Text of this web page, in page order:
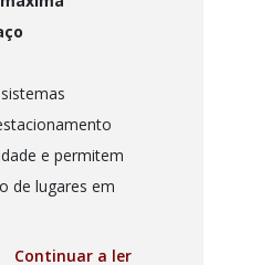
e permitem
de lugares em
Continuar a ler